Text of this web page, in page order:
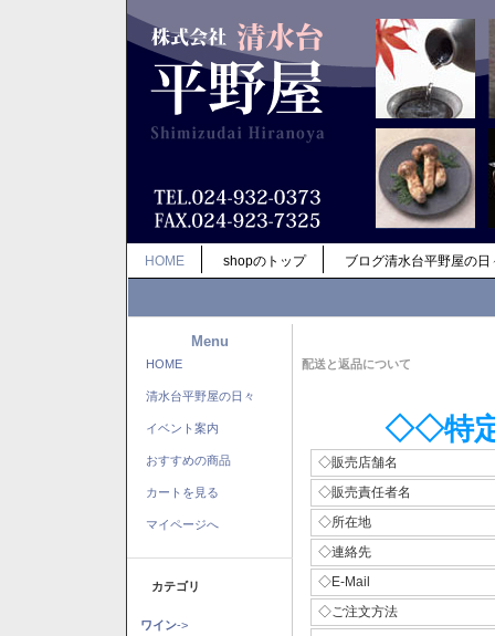
HOME shopのトップ ブログ清水台平野屋の日
Menu
HOME
清水台平野屋の日々
イベント案内
おすすめの商品
カートを見る
マイページへ
カテゴリ
ワイン->
配送と返品について
◇◇特
◇販売店舗名
◇販売責任者名
◇所在地
◇連絡先
◇E-Mail
◇ご注文方法